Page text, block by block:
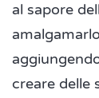
al sapore
creare delle